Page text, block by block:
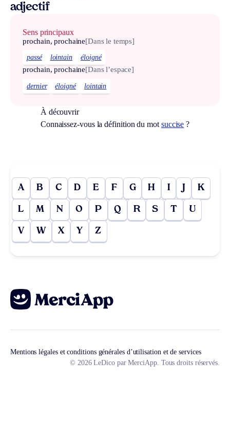
adjectif
Sens principaux
prochain, prochaine[Dans le temps]
passé lointain éloigné
prochain, prochaine[Dans l’espace]
dernier éloigné lointain
À découvrir
Connaissez-vous la définition du mot succise ?
A B C D E F G H I J K
L M N O P Q R S T U
V W X Y Z
Mentions légales et conditions générales d’utilisation et de services
© 2026 LeDico par MerciApp. Tous droits réservés.